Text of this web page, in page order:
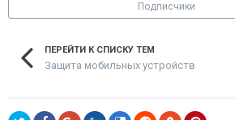
Подписчики
ПЕРЕЙТИ К СПИСКУ ТЕМ
Защита мобильных устройств